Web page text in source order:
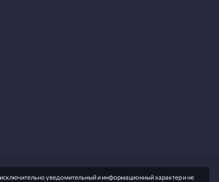
уведомительный и информационный характер и не